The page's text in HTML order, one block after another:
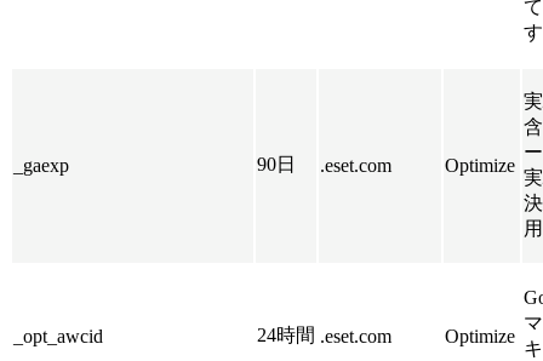
_gaexp 90日 .eset.com Optimize
_opt_awcid 24時間 .eset.com Optimize